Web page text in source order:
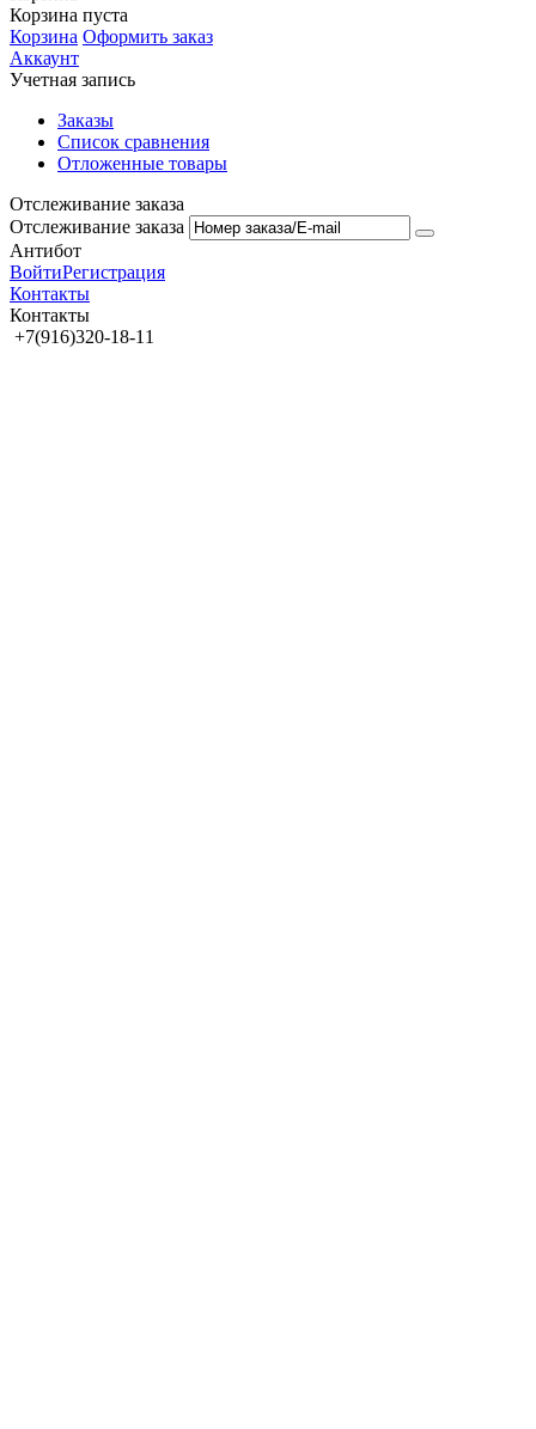
Корзина пуста
Корзина Оформить заказ
Аккаунт
Учетная запись
Заказы
Список сравнения
Отложенные товары
Отслеживание заказа
Отслеживание заказа
Антибот
ВойтиРегистрация
Контакты
Контакты
+7(916)320-18-11